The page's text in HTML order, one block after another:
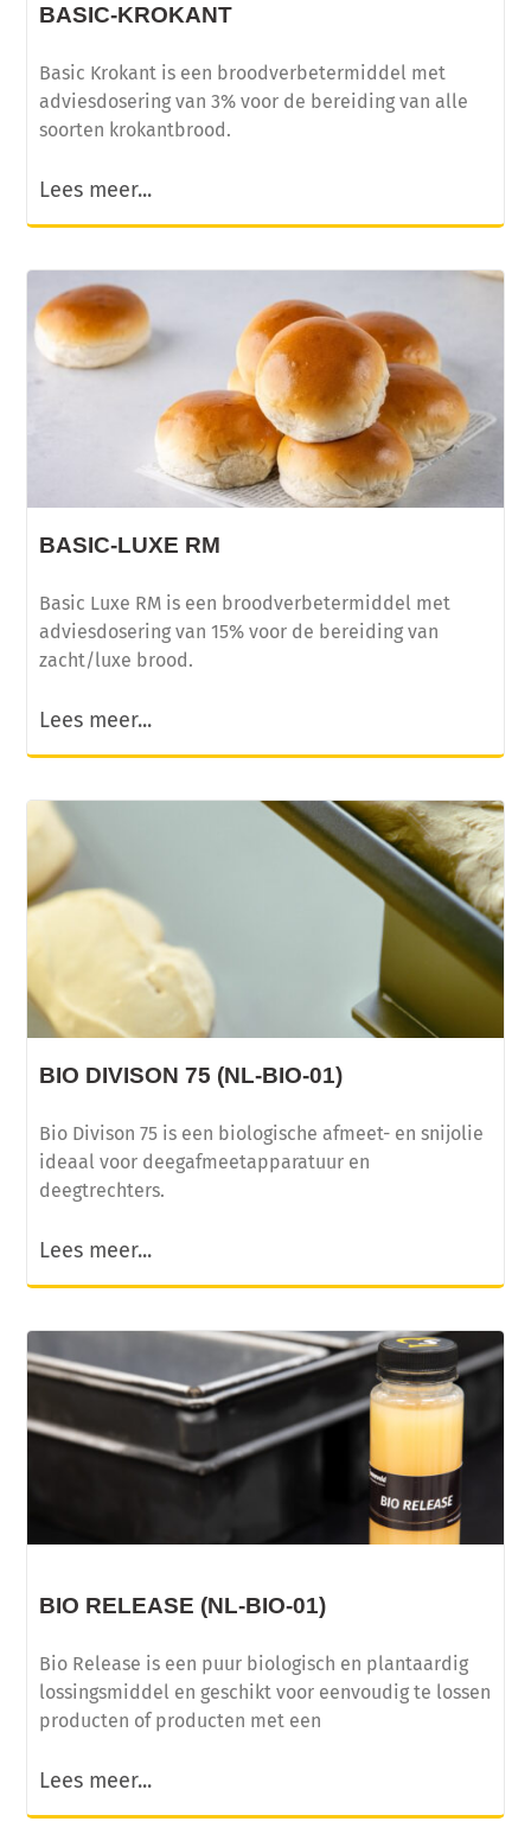
BASIC-KROKANT
Basic Krokant is een broodverbetermiddel met
adviesdosering van 3% voor de bereiding van alle
soorten krokantbrood.
Lees meer...
BASIC-LUXE RM
Basic Luxe RM is een broodverbetermiddel met
adviesdosering van 15% voor de bereiding van
zacht/luxe brood.
Lees meer...
BIO DIVISON 75 (NL-BIO-01)
Bio Divison 75 is een biologische afmeet- en snijolie
ideaal voor deegafmeetapparatuur en
deegtrechters.
Lees meer...
BIO RELEASE (NL-BIO-01)
Bio Release is een puur biologisch en plantaardig
lossingsmiddel en geschikt voor eenvoudig te lossen
producten of producten met een
Lees meer...